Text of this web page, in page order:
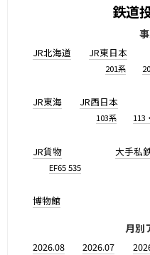
鉄道
JR北海道 JR東日本
201系
JR東海 JR西日本
103系 113
JR貨物
EF65 535
大手私
博物館
月別
2026.08 2026.07